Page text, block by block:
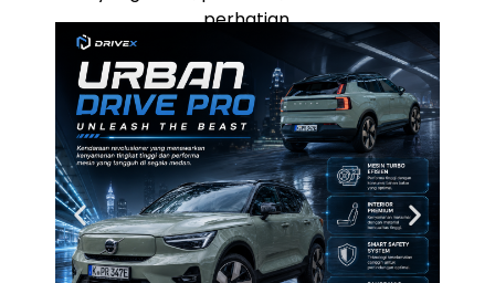
perhatian.